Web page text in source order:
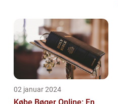
02 januar 2024